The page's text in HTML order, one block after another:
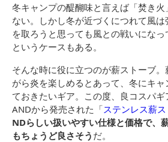
冬キャンプの醍醐味と言えば「焚き
ない。しかし冬が近づくにつれて風
を取ろうと思っても風との戦いにな
というケースもある。
そんな時に役に立つのが薪ストーブ
がら炎を楽しめるとあって、冬にキ
ておきたいギア。この度、良コスパギ
ANDから発売された「ステンレス薪
NDらしい扱いやすい仕様と価格で、
もちょうど良さそう だ。